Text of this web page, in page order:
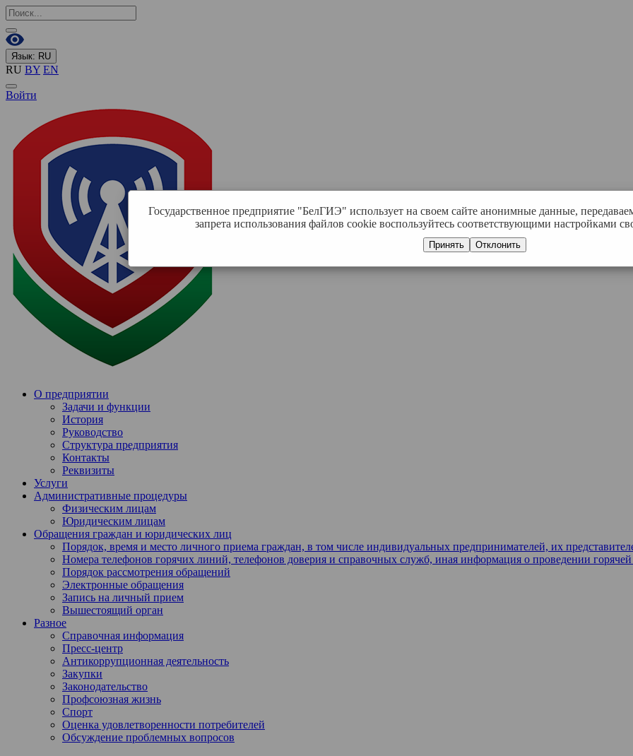
Язык: RU
RU BY EN
Войти
О предприятии
Задачи и функции
История
Руководство
Структура предприятия
Контакты
Реквизиты
Услуги
Административные процедуры
Физическим лицам
Юридическим лицам
Обращения граждан и юридических лиц
Порядок, время и место личного приема граждан, в том числе индивидуальных предпринимателей, их
Номера телефонов горячих линий, телефонов доверия и справочных служб, иная информация о проведении
Порядок рассмотрения обращений
Электронные обращения
Запись на личный прием
Вышестоящий орган
Разное
Справочная информация
Пресс-центр
Антикоррупционная деятельность
Закупки
Законодательство
Профсоюзная жизнь
Спорт
Оценка удовлетворенности потребителей
Обсуждение проблемных вопросов
Государственное предприятие "БелГИЭ" использует на своем сайте анонимные данные,
запрета использования файлов cookie воспользуйтесь соответствующими настройками
Принять Отклонить